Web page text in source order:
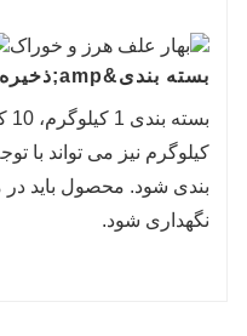
بسته بندی&amp;
کیلوگرم نیز می تواند با
بندی شود. محصول باید
نگهداری شود.